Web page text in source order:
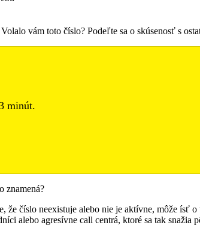
vám toto číslo? Podeľte sa o skúsenosť s
minút.
znamená?
že číslo neexistuje alebo nie je aktívne, môže
alebo agresívne call centrá, ktoré sa tak snažia